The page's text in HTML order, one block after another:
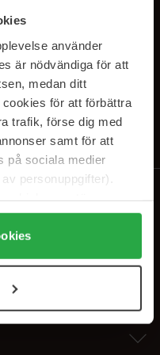
använder
är nödvändiga för att
medan ditt
för att förbättra
trafik, förse dig med
samt för att
på sociala medier
personuppgifter).
accepterar du
kan anpassa
när som helst återkalla
. Afmeld til enhver